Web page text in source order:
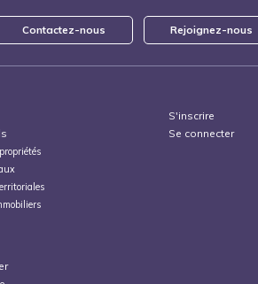
Contactez-nous Rejoignez-nous
S'inscrire
Se connecter